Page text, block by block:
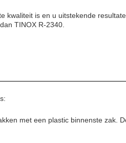
kwaliteit is en u uitstekende
TINOX R-2340.
met een plastic binnenste zak.